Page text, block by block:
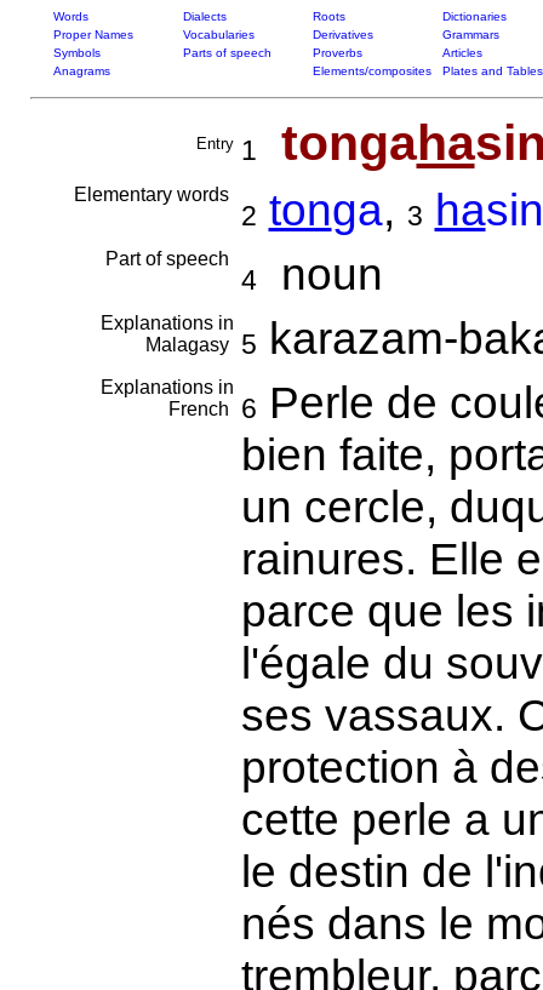
Words Dialects Roots
Dictionaries
Proper Names
Vocabularies Derivatives
Grammars
Symbols
Parts of speech Proverbs
Articles
Anagrams
Elements/composites Plates and Tables
Entry 1 tongaha
Elementary words
2 tonga, 3 ha
Part of speech
4noun
Explanations in
Malagasy
5 karazam-
Explanations in
French
6 Perle de
bien faite,
un cercle,
rainures. Elle
parce que les
l'égale du
ses vassaux.
protection à
cette perle a
le destin de
nés dans le
trembleur,